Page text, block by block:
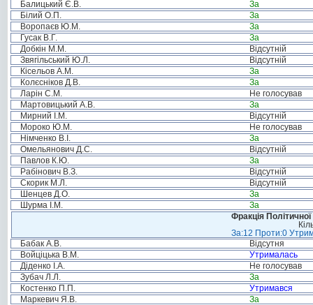
Балицький Є.В.
За
Білий О.П.
За
Воропаєв Ю.М.
За
Гусак В.Г.
За
Добкін М.М.
Відсутній
Звягільський Ю.Л.
Відсутній
Кісельов А.М.
За
Колєсніков Д.В.
За
Ларін С.М.
Не голосував
Мартовицький А.В.
За
Мирний І.М.
Відсутній
Мороко Ю.М.
Не голосував
Німченко В.І.
За
Омельянович Д.С.
Відсутній
Павлов К.Ю.
За
Рабінович В.З.
Відсутній
Скорик М.Л.
Відсутній
Шенцев Д.О.
За
Шурма І.М.
За
Фракція
За:12 Проти:0
Бабак А.В.
Відсутня
Войціцька В.М.
Утрималась
Діденко І.А.
Не голосував
Зубач Л.Л.
За
Костенко П.П.
Утримався
Маркевич Я.В.
За